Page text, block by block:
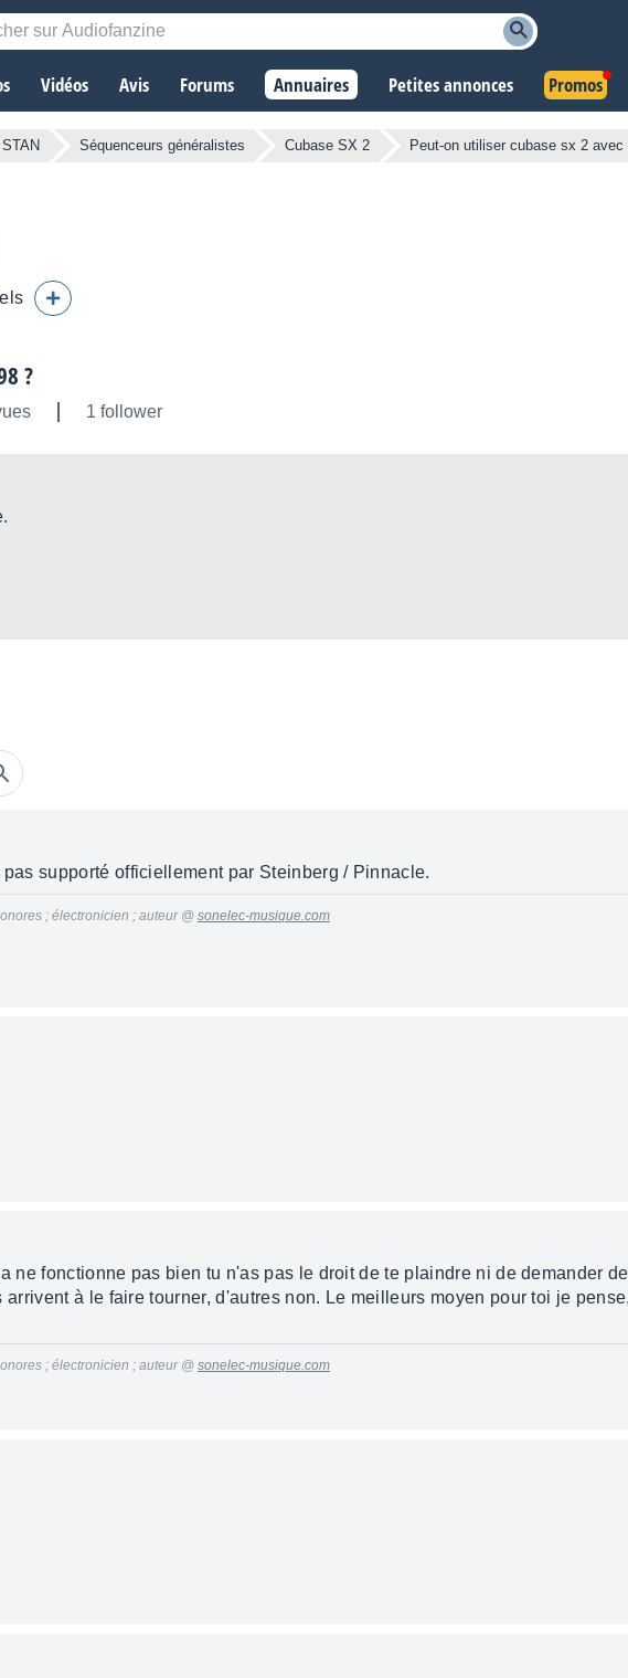
Vidéos Avis Forums Annuaires Petites annonces Promos
Séquenceurs généralistes Cubase SX 2 Peut-on utiliser cubase sx 2 avec
?
1 follower
supporté officiellement par Steinberg / Pinnacle.
; électronicien ; auteur @ sonelec-musique.com
ne fonctionne pas bien tu n'as pas le droit de te plaindre ni de demander
à le faire tourner, d'autres non. Le meilleurs moyen pour toi je
; électronicien ; auteur @ sonelec-musique.com